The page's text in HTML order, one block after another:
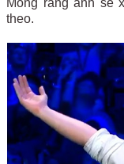
Mong rằng anh sẽ
theo.